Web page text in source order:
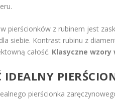
pierścionków z rubinem jest
siebie. Kontrast rubinu z
całość. Klasyczne
IDEALNY
pierścionka